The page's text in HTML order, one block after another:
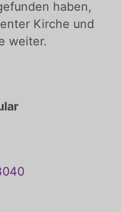
haben,
Kirche und
weiter.